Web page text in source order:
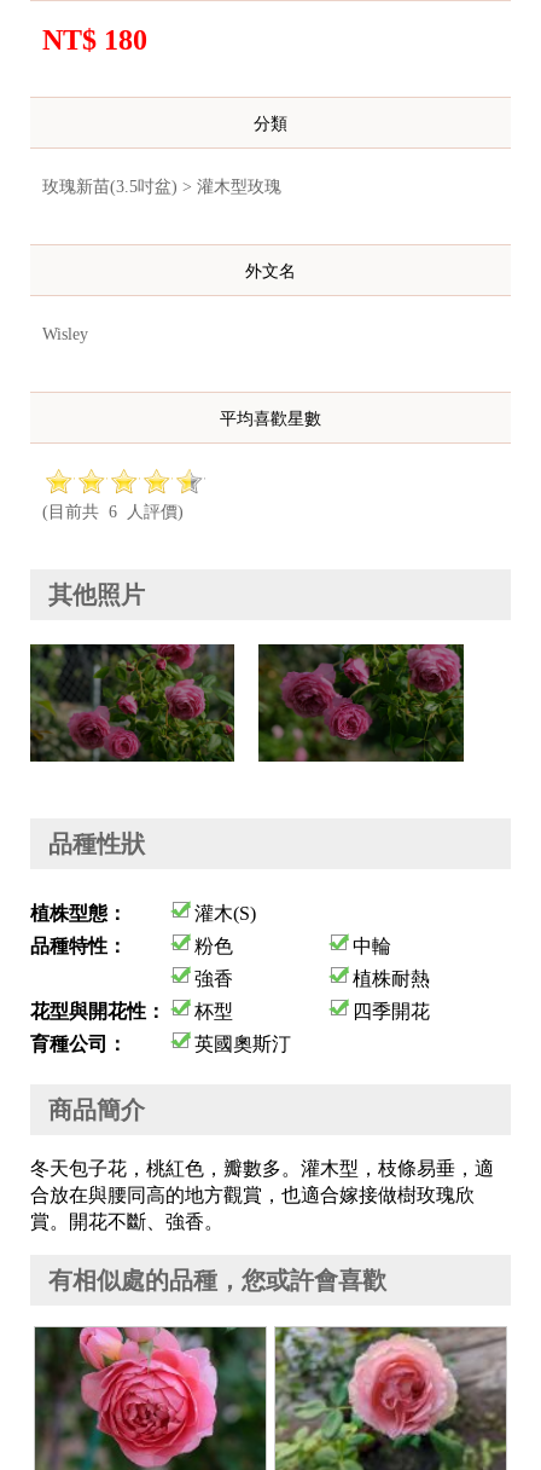
NT$ 180
分類
玫瑰新苗(3.5吋盆) > 灌木型玫瑰
外文名
Wisley
平均喜歡星數
(目前共 6 人評價)
其他照片
品種性狀
植株型態：
灌木(S)
品種特性：
粉色
中輪
強香
植株耐熱
花型與開花性：
杯型
四季開花
育種公司：
英國奧斯汀
商品簡介
冬天包子花，桃紅色，瓣數多。灌木型，枝條易垂，適
合放在與腰同高的地方觀賞，也適合嫁接做樹玫瑰欣
賞。開花不斷、強香。
有相似處的品種，您或許會喜歡